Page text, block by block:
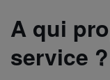
A qui
service ?